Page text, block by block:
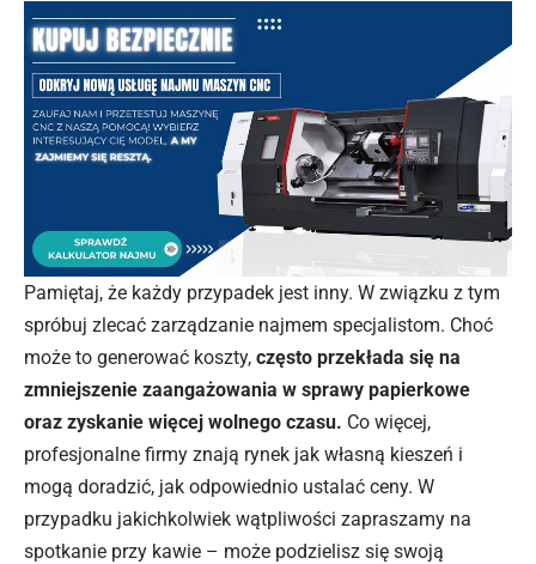
Pamiętaj, że każdy przypadek jest inny. W związku z tym
spróbuj zlecać zarządzanie najmem specjalistom. Choć
może to generować koszty, często przekłada się na
zmniejszenie zaangażowania w sprawy papierkowe
oraz zyskanie więcej wolnego czasu. Co więcej,
profesjonalne firmy znają rynek jak własną kieszeń i
mogą doradzić, jak odpowiednio ustalać ceny. W
przypadku jakichkolwiek wątpliwości zapraszamy na
spotkanie przy kawie – może podzielisz się swoją